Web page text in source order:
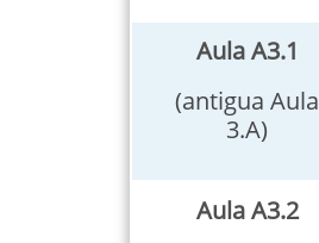
Aula A3.1
(antigua Aula
3.A)
Aula A3.2